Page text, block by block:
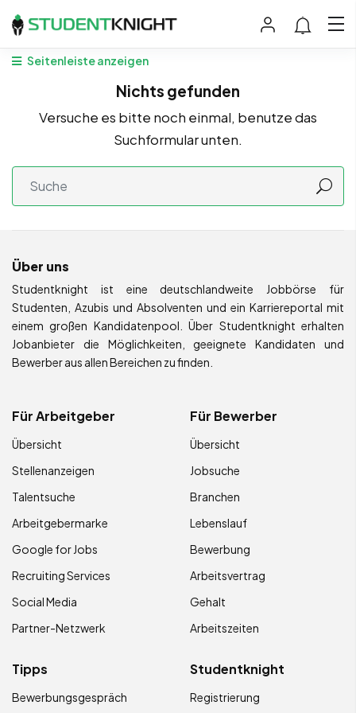
Seitenleiste anzeigen
Nichts gefunden
Versuche es bitte noch einmal, benutze das
Suchformular unten.
Über uns
Studentknight ist eine deutschlandweite Jobbörse für
Studenten, Azubis und Absolventen und ein Karriereportal mit
einem großen Kandidatenpool. Über Studentknight erhalten
Jobanbieter die Möglichkeiten, geeignete Kandidaten und
Bewerber aus allen Bereichen zu finden.
Für Arbeitgeber
Übersicht
Stellenanzeigen
Talentsuche
Arbeitgebermarke
Google for Jobs
Recruiting Services
Social Media
Partner-Netzwerk
Für Bewerber
Übersicht
Jobsuche
Branchen
Lebenslauf
Bewerbung
Arbeitsvertrag
Gehalt
Arbeitszeiten
Tipps
Bewerbungsgespräch
Studentknight
Registrierung